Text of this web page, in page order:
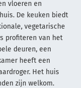
vloeren en
De keuken biedt
vegetarische
profiteren van het
deuren, een
heeft een
Het huis
zijn welkom.